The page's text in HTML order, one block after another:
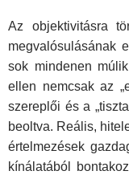
Az objektivitásra
megvaló­sulásának
sok mindenen
ellen nemcsak az
szereplői és a
beoltva. Reális,
értelmezések
kínálatából